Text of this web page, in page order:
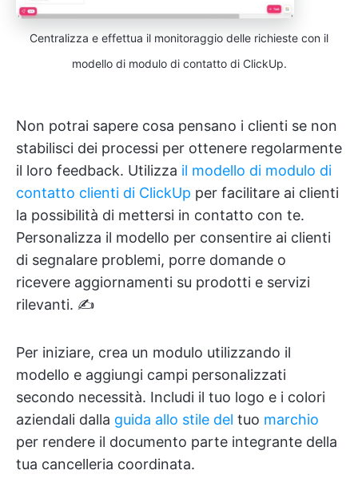
Centralizza e effettua il monitoraggio delle richieste con il
modello di modulo di contatto di ClickUp.
Non potrai sapere cosa pensano i clienti se non
stabilisci dei processi per ottenere regolarmente
il loro feedback. Utilizza il modello di modulo di
contatto clienti di ClickUp per facilitare ai clienti
la possibilità di mettersi in contatto con te.
Personalizza il modello per consentire ai clienti
di segnalare problemi, porre domande o
ricevere aggiornamenti su prodotti e servizi
rilevanti. ✍️
Per iniziare, crea un modulo utilizzando il
modello e aggiungi campi personalizzati
secondo necessità. Includi il tuo logo e i colori
aziendali dalla guida allo stile del tuo marchio
per rendere il documento parte integrante della
tua cancelleria coordinata.